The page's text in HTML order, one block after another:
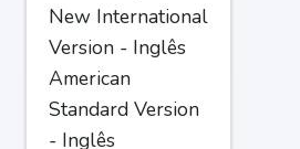
New International
Version - Inglês
American
Standard Version
- Inglês